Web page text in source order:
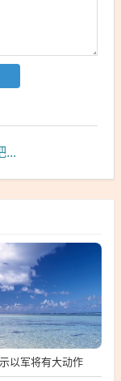
...
以军将有大动作